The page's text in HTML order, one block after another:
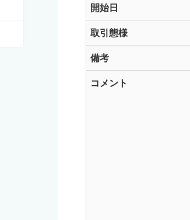
開始日
取引態様
備考
コメント